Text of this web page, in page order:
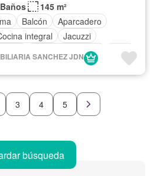
145 m²
Balcón
Aparcadero
integral
Jacuzzi
Cuarto de servicio
Patio
discapacidad
Jardín
Caseta de vigilancia
Piscina
Cancha de tenis
SANCHEZ JDN
3 4 5
Villetabúsqueda